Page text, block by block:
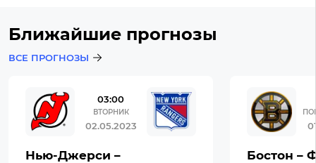
Ближайшие прогнозы
ВСЕ ПРОГНОЗЫ
03:00
ВТОРНИК
02.05.2023
Нью-Джерси –
Бостон –